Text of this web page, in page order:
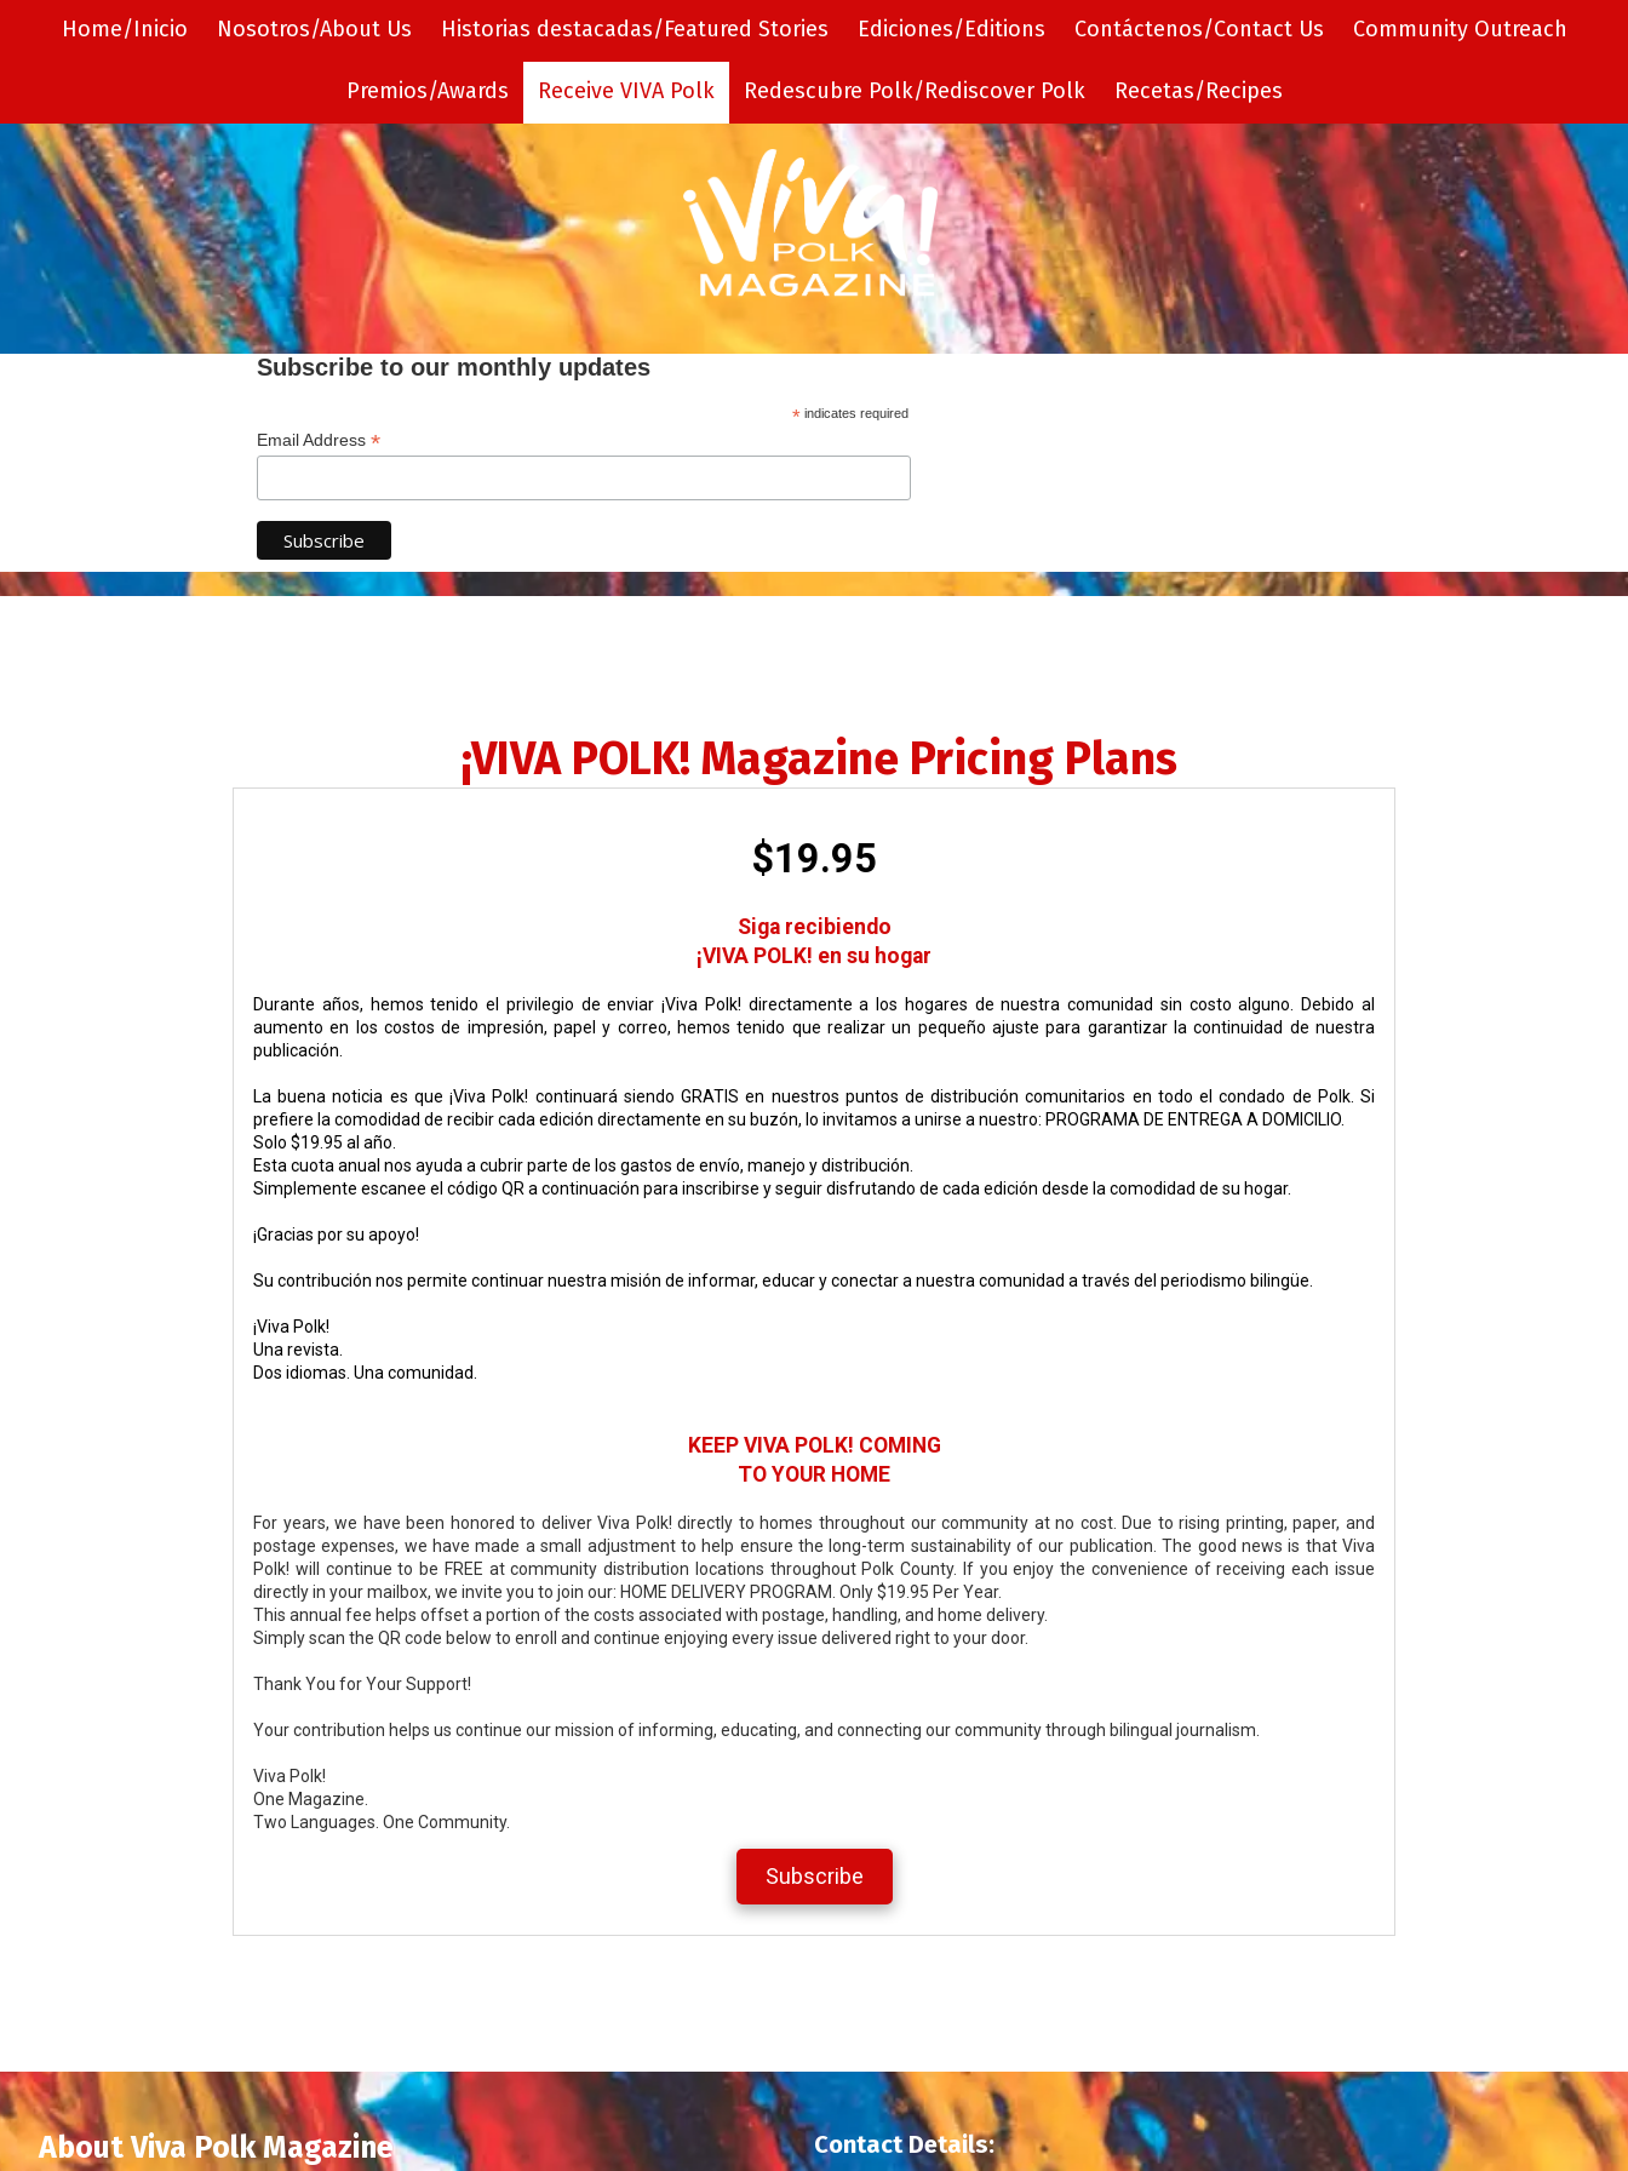
Home/Inicio Nosotros/About Us Historias destacadas/Featured Stories Ediciones/Editions Contáctenos/Contact Us Community Outreach
Premios/Awards Receive VIVA Polk Redescubre Polk/Rediscover Polk Recetas/Recipes
Subscribe to our monthly updates
*indicates required
Email Address *
¡VIVA POLK! Magazine Pricing Plans
$19.95
Siga recibiendo
¡VIVA POLK! en su hogar
Durante años, hemos tenido el privilegio de enviar ¡Viva Polk! directamente a los hogares de nuestra comunidad sin costo alguno. Debido al
aumento en los costos de impresión, papel y correo, hemos tenido que realizar un pequeño ajuste para garantizar la continuidad de nuestra
publicación.
La buena noticia es que ¡Viva Polk! continuará siendo GRATIS en nuestros puntos de distribución comunitarios en todo el condado de Polk. Si
prefiere la comodidad de recibir cada edición directamente en su buzón, lo invitamos a unirse a nuestro: PROGRAMA DE ENTREGA A DOMICILIO.
Solo $19.95 al año.
Esta cuota anual nos ayuda a cubrir parte de los gastos de envío, manejo y distribución.
Simplemente escanee el código QR a continuación para inscribirse y seguir disfrutando de cada edición desde la comodidad de su hogar.
¡Gracias por su apoyo!
Su contribución nos permite continuar nuestra misión de informar, educar y conectar a nuestra comunidad a través del periodismo bilingüe.
¡Viva Polk!
Una revista.
Dos idiomas. Una comunidad.
KEEP VIVA POLK! COMING
TO YOUR HOME
For years, we have been honored to deliver Viva Polk! directly to homes throughout our community at no cost. Due to rising printing, paper, and
postage expenses, we have made a small adjustment to help ensure the long-term sustainability of our publication. The good news is that Viva
Polk! will continue to be FREE at community distribution locations throughout Polk County. If you enjoy the convenience of receiving each issue
directly in your mailbox, we invite you to join our: HOME DELIVERY PROGRAM. Only $19.95 Per Year.
This annual fee helps offset a portion of the costs associated with postage, handling, and home delivery.
Simply scan the QR code below to enroll and continue enjoying every issue delivered right to your door.
Thank You for Your Support!
Your contribution helps us continue our mission of informing, educating, and connecting our community through bilingual journalism.
Viva Polk!
One Magazine.
Two Languages. One Community.
Subscribe
About Viva Polk Magazine Contact Details: